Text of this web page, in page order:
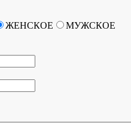
ЖЕНСКОЕ МУЖСКОЕ